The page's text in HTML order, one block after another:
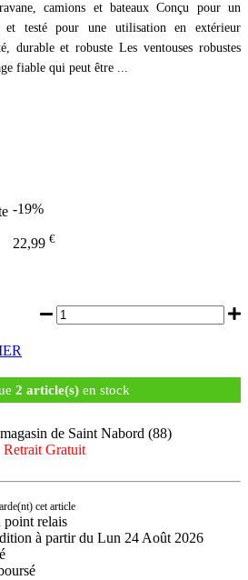
camions et bateaux Conçu pour un
et testé pour une utilisation en extérieur
durable et robuste Les ventouses robustes
fiable qui peut être ...
-19%
22,99 €
2 article(s)en stock
de Saint Nabord (88)
Retrait Gratuit
cet article
point relais
à partir du Lun 24 Août 2026